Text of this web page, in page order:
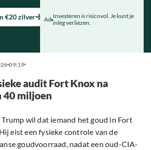
€20 zilver Ad Investeren is risicovol. Je kunt je
inleg verliezen.
09:19
audit Fort Knox na
40 miljoen
wil dat iemand het goud in Fort
eist een fysieke controle van de
goudvoorraad, nadat een oud-CIA-